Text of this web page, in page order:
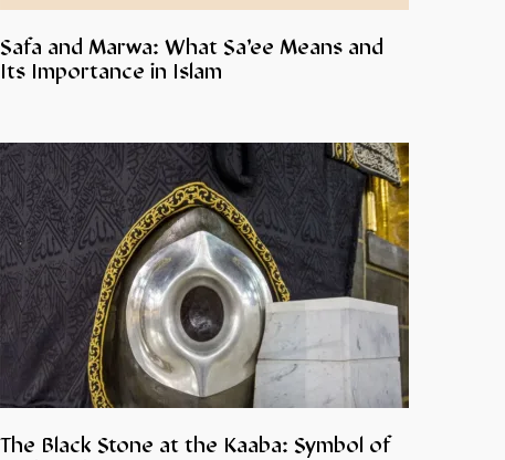
Safa and Marwa: What Sa’ee Means and
Its Importance in Islam
The Black Stone at the Kaaba: Symbol of